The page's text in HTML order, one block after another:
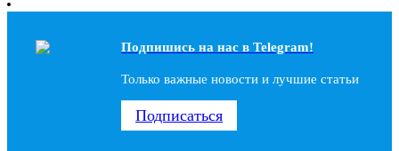
Подпишись на наc в Telegram!
Только важные новости и лучшие статьи
Подписаться